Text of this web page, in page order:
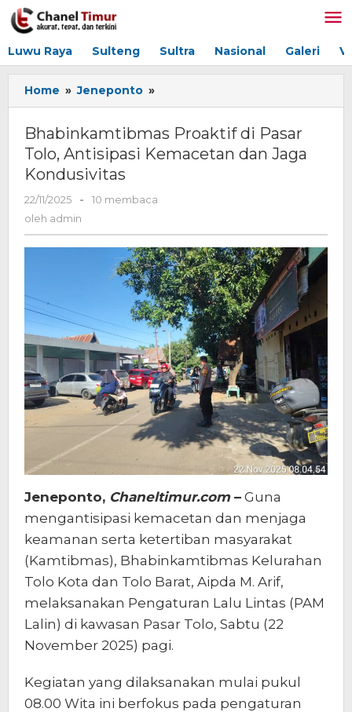
Lewati
ke
Luwu Raya Sulteng Sultra Nasional Galeri
Home » Jeneponto »
Proaktif
Pasar
Tolo,
Kondusivitas
Bhabinkamtibmas Proaktif di Pasar
Tolo, Antisipasi Kemacetan dan Jaga
Kondusivitas
22/11/2025
oleh
admin
-
10 membaca
oleh admin
Jeneponto, Chaneltimur.com – Guna
mengantisipasi kemacetan dan menjaga
keamanan serta ketertiban masyarakat
(Kamtibmas), Bhabinkamtibmas Kelurahan
Tolo Kota dan Tolo Barat, Aipda M. Arif,
melaksanakan Pengaturan Lalu Lintas (PAM
Lalin) di kawasan Pasar Tolo, Sabtu (22
November 2025) pagi.
Kegiatan yang dilaksanakan mulai pukul
08.00 Wita ini berfokus pada pengaturan